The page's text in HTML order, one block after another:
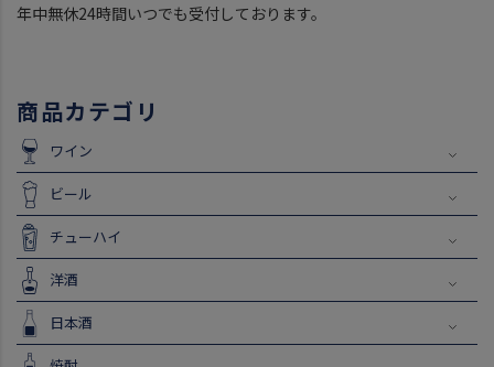
年中無休24時間いつでも受付しております。
商品カテゴリ
ワイン
ビール
チューハイ
洋酒
日本酒